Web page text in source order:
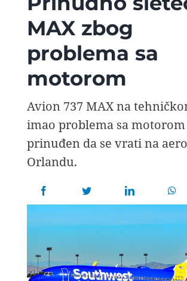
AVIOPEDIA
SPECIJAL
FOTO PRIČA
TEMA
AGENT
MAX zbog
problema sa
motorom
Avion 737 MAX na
imao problema sa
prinuđen da se vrati na
Orlandu.